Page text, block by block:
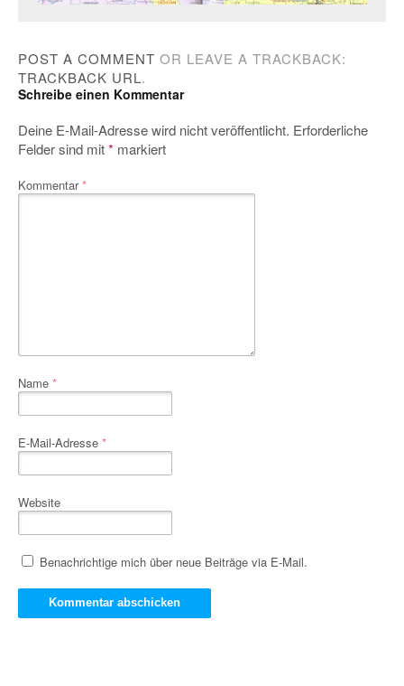
POST A COMMENT OR LEAVE A TRACKBACK:
TRACKBACK URL.
Schreibe einen Kommentar
Deine E-Mail-Adresse wird nicht veröffentlicht. Erforderliche
Felder sind mit* markiert
Kommentar*
Name *
E-Mail-Adresse *
Website
Benachrichtige mich über neue Beiträge via E-Mail.